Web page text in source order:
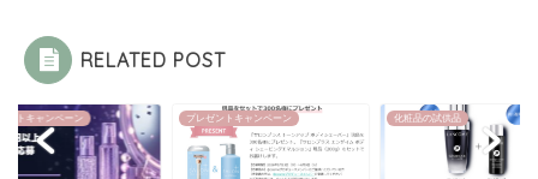
RELATED POST
ントキャンペーン 化粧品の試供品 プレゼントキャンペーン